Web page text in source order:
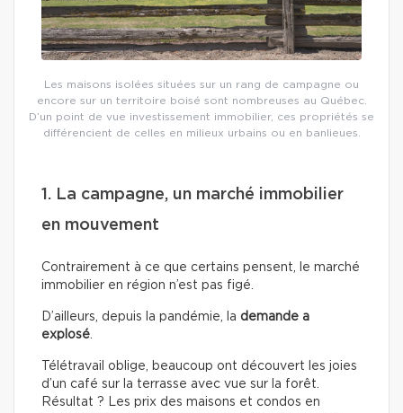
Les maisons isolées situées sur un rang de campagne ou
encore sur un territoire boisé sont nombreuses au Québec.
D’un point de vue investissement immobilier, ces propriétés se
différencient de celles en milieux urbains ou en banlieues.
1. La campagne, un marché immobilier
en mouvement
Contrairement à ce que certains pensent, le marché
immobilier en région n’est pas figé.
D’ailleurs, depuis la pandémie, la demande a
explosé.
Télétravail oblige, beaucoup ont découvert les joies
d’un café sur la terrasse avec vue sur la forêt.
Résultat ? Les prix des maisons et condos en